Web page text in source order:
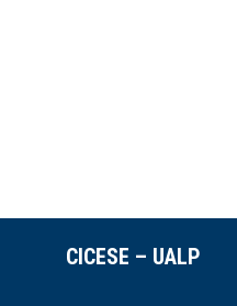
CICESE – UALP